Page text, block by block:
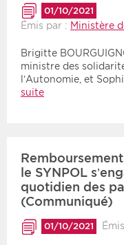
01/10/2021
Émis par : Ministère
Brigitte
ministre des
l’Autonomie, et
suite
le SYNPOL
quotidien des
(Communiqué)
01/10/2021